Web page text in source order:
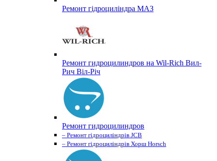
Ремонт гідроциліндра МАЗ
Ремонт гидроцилиндров на Wil-Rich Вил-
Рич Віл-Річ
Ремонт гидроцилиндров
– Ремонт гідроциліндрів JCB
– Ремонт гідроциліндрів Хорш Horsch